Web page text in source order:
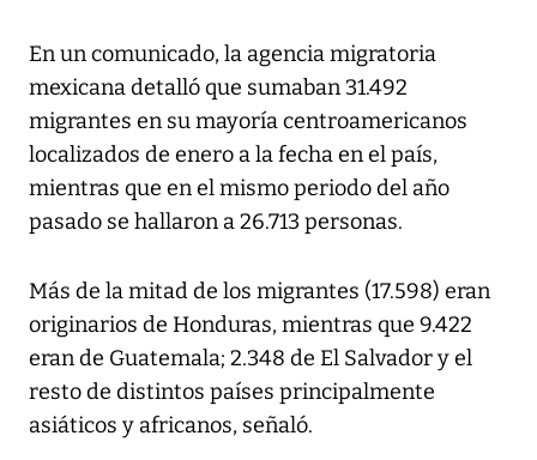
En un comunicado, la agencia migratoria
mexicana detalló que sumaban 31.492
migrantes en su mayoría centroamericanos
localizados de enero a la fecha en el país,
mientras que en el mismo periodo del año
pasado se hallaron a 26.713 personas.
Más de la mitad de los migrantes (17.598) eran
originarios de Honduras, mientras que 9.422
eran de Guatemala; 2.348 de El Salvador y el
resto de distintos países principalmente
asiáticos y africanos, señaló.